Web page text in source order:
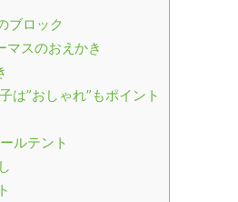
ブロック
マスのおえかき
は”おしゃれ”もポイント
ルテント